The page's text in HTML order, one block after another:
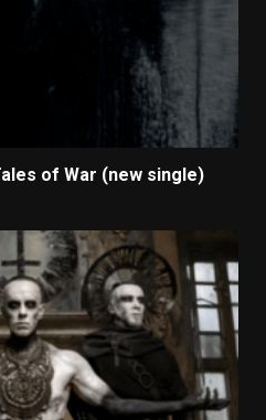
of War (new single)